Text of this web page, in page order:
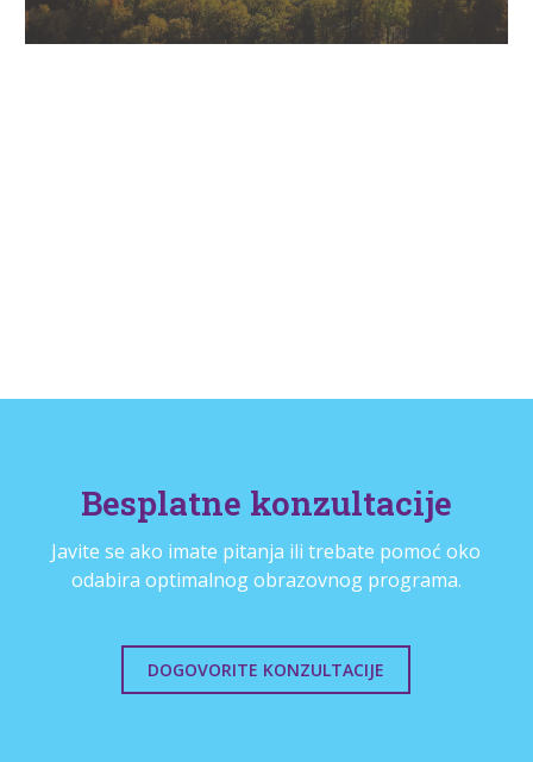
Besplatne konzultacije
Javite se ako imate pitanja ili trebate pomoć oko
odabira optimalnog obrazovnog programa.
DOGOVORITE KONZULTACIJE